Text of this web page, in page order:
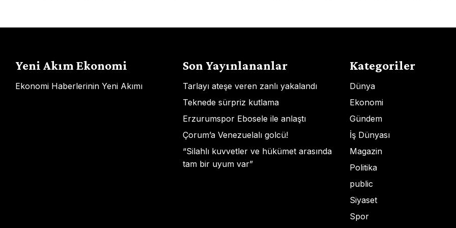
Yeni Akım Ekonomi
Ekonomi Haberlerinin Yeni Akımı
Son Yayınlananlar
Tarlayı ateşe veren zanlı yakalandı
Teknede sürpriz kutlama
Erzurumspor Ebosele ile anlaştı
Çorum’a Venezuelalı golcü!
“Silahlı kuvvetler ve hükümet arasında
tam bir uyum var”
Kategoriler
Dünya
Ekonomi
Gündem
İş Dünyası
Magazin
Politika
public
Siyaset
Spor